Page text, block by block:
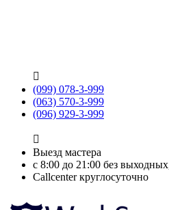

(099) 078-3-999
(063) 570-3-999
(096) 929-3-999

Выезд мастера
с 8:00 до 21:00 без
Callcenter круглосуточно